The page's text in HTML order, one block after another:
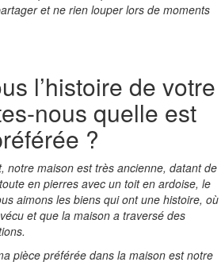
et ne rien louper lors de moments
l’histoire de votre
nous quelle est
?
notre maison est très ancienne, datant de
en pierres avec un toit en ardoise, le
aimons les biens qui ont une histoire, où
et que la maison a traversé des
pièce préférée dans la maison est notre